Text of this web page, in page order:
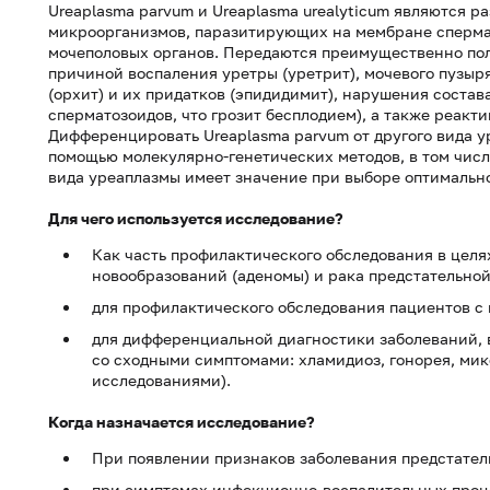
Ureaplasma parvum и Ureaplasma urealyticum являются
микроорганизмов, паразитирующих на мембране
мочеполовых органов. Передаются преимущественно
причиной воспаления уретры (уретрит), мочевого
(орхит) и их придатков (эпидидимит), нарушения
сперматозоидов, что грозит бесплодием), а также
Дифференцировать Ureaplasma parvum от другого вида
помощью молекулярно-генетических методов, в том
вида уреаплазмы имеет значение при выборе
Для чего используется исследование?
Как часть профилактического обследования в
новообразований (аденомы) и рака
для профилактического обследования
для дифференциальной диагностики
со сходными симптомами: хламидиоз, гонорея,
исследованиями).
Когда назначается исследование?
При появлении признаков заболевания